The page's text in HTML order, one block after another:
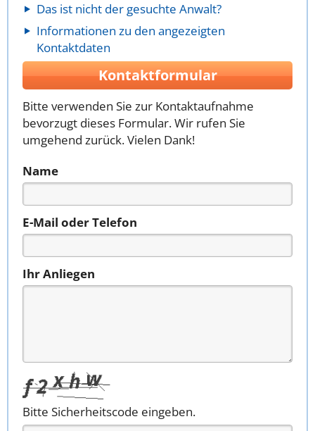
Das ist nicht der gesuchte Anwalt?
Informationen zu den angezeigten
Kontaktdaten
Kontaktformular
Bitte verwenden Sie zur Kontaktaufnahme
bevorzugt dieses Formular. Wir rufen Sie
umgehend zurück. Vielen Dank!
Name
E-Mail oder Telefon
Ihr Anliegen
Bitte Sicherheitscode eingeben.